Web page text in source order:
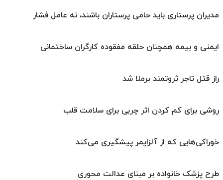
مدیران پرستاری باید حامی پرستاران باشند، نه عامل فشار
ایمنی و بیمه همچنان حلقه مفقوده کارگران ساختمانی
راز قتل تاجر ثروتمند برملا شد
روشی برای کم کردن اثر چربی برای سلامت قلب
خوراکی‌هایی که از آلزایمر پیشگیری می‌کند
طرح پزشک خانواده بر مبنای عدالت محوری